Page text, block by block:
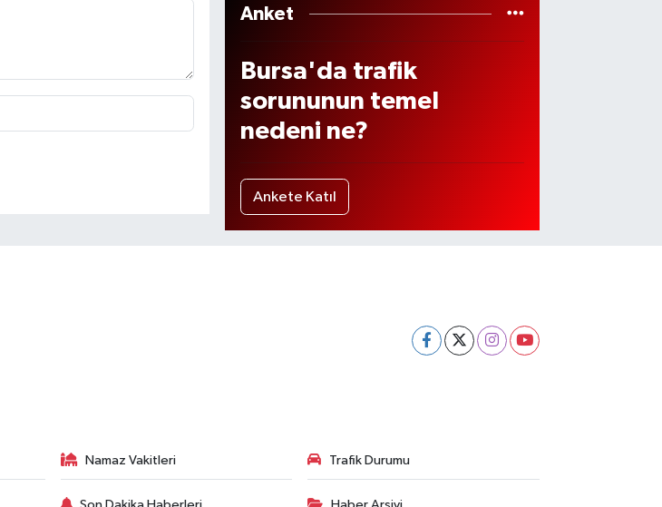
sıçrad
Anket
Bursa'da trafik
sorununun temel
nedeni ne?
Ankete Katıl
Namaz Vakitleri Trafik Durumu